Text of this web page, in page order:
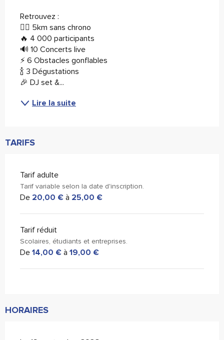
Retrouvez :
🏃‍♂️ 5km sans chrono
🔥 4 000 participants
🔊 10 Concerts live
⚡️ 6 Obstacles gonflables
🍾 3 Dégustations
🎉 DJ set &...
Lire la suite
TARIFS
Tarif adulte
Tarif variable selon la date d'inscription.
De 20,00 € à 25,00 €
Tarif réduit
Scolaires, étudiants et entreprises.
De 14,00 € à 19,00 €
HORAIRES